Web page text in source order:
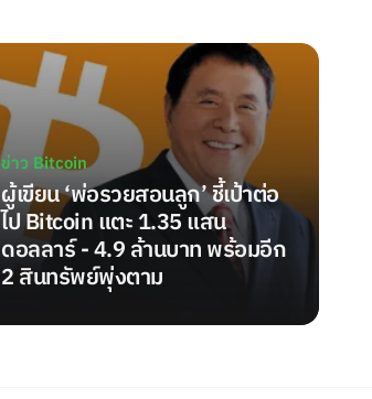
ข่าว Bitcoin
ผู้เขียน ‘พ่อรวยสอนลูก’ ชี้เป้าต่อ
ไป Bitcoin แตะ 1.35 แสน
ดอลลาร์ - 4.9 ล้านบาท พร้อมอีก
2 สินทรัพย์พุ่งตาม